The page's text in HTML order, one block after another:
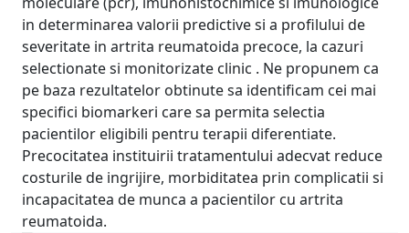
in determinarea valorii predictive si a profilului de
severitate in artrita reumatoida precoce, la cazuri
selectionate si monitorizate clinic . Ne propunem ca
pe baza rezultatelor obtinute sa identificam cei mai
specifici biomarkeri care sa permita selectia
pacientilor eligibili pentru terapii diferentiate.
Precocitatea instituirii tratamentului adecvat reduce
costurile de ingrijire, morbiditatea prin complicatii si
incapacitatea de munca a pacientilor cu artrita
reumatoida.